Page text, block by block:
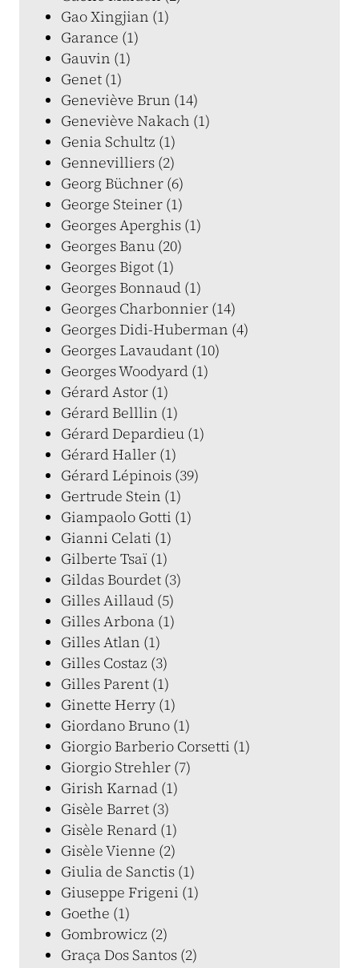
Gao Xingjian (1)
Garance (1)
Gauvin (1)
Genet (1)
Geneviève Brun (14)
Geneviève Nakach (1)
Genia Schultz (1)
Gennevilliers (2)
Georg Büchner (6)
George Steiner (1)
Georges Aperghis (1)
Georges Banu (20)
Georges Bigot (1)
Georges Bonnaud (1)
Georges Charbonnier (14)
Georges Didi-Huberman (4)
Georges Lavaudant (10)
Georges Woodyard (1)
Gérard Astor (1)
Gérard Belllin (1)
Gérard Depardieu (1)
Gérard Haller (1)
Gérard Lépinois (39)
Gertrude Stein (1)
Giampaolo Gotti (1)
Gianni Celati (1)
Gilberte Tsaï (1)
Gildas Bourdet (3)
Gilles Aillaud (5)
Gilles Arbona (1)
Gilles Atlan (1)
Gilles Costaz (3)
Gilles Parent (1)
Ginette Herry (1)
Giordano Bruno (1)
Giorgio Barberio Corsetti (1)
Giorgio Strehler (7)
Girish Karnad (1)
Gisèle Barret (3)
Gisèle Renard (1)
Gisèle Vienne (2)
Giulia de Sanctis (1)
Giuseppe Frigeni (1)
Goethe (1)
Gombrowicz (2)
Graça Dos Santos (2)